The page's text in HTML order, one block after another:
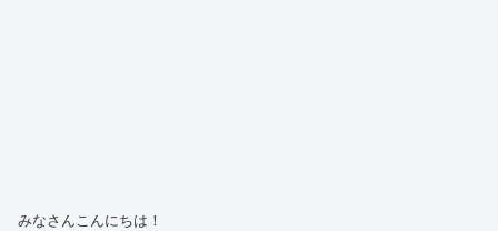
みなさんこんにちは！